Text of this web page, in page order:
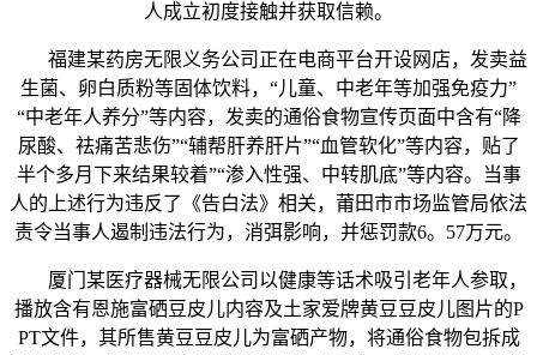
人成立初度接触并获取信赖。
福建某药房无限义务公司正在电商平台开设网店，发卖益
生菌、卵白质粉等固体饮料，“儿童、中老年等加强免疫力”
“中老年人养分”等内容，发卖的通俗食物宣传页面中含有“降
尿酸、祛痛苦悲伤”“辅帮肝养肝片”“血管软化”等内容，贴了
半个多月下来结果较着”“渗入性强、中转肌底”等内容。当事
人的上述行为违反了《告白法》相关，莆田市市场监管局依法
责令当事人遏制违法行为，消弭影响，并惩罚款6。57万元。
厦门某医疗器械无限公司以健康等话术吸引老年人参取，
播放含有恩施富硒豆皮儿内容及土家爱牌黄豆豆皮儿图片的P
PT文件，其所售黄豆豆皮儿为富硒产物，将通俗食物包拆成